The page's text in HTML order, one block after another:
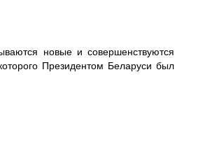
новые и совершенствуются
Президентом Беларуси был